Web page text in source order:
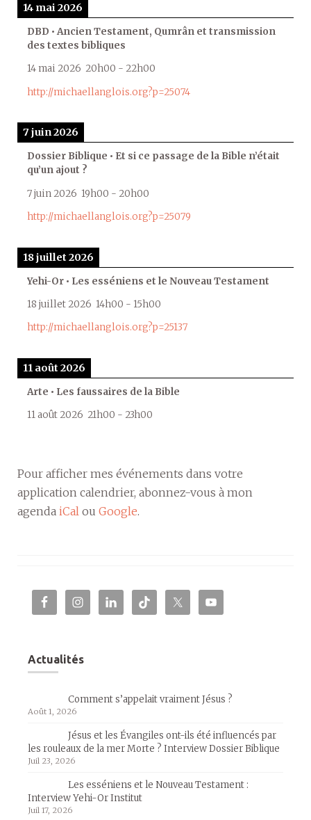
14 mai 2026
DBD • Ancien Testament, Qumrân et transmission
des textes bibliques
14 mai 2026 20h00 - 22h00
http://michaellanglois.org?p=25074
7 juin 2026
Dossier Biblique • Et si ce passage de la Bible n’était
qu’un ajout ?
7 juin 2026 19h00 - 20h00
http://michaellanglois.org?p=25079
18 juillet 2026
Yehi-Or • Les esséniens et le Nouveau Testament
18 juillet 2026 14h00 - 15h00
http://michaellanglois.org?p=25137
11 août 2026
Arte • Les faussaires de la Bible
11 août 2026 21h00 - 23h00
Pour afficher mes événements dans votre
application calendrier, abonnez-vous à mon
agenda iCal ou Google.
Actualités
Comment s’appelait vraiment Jésus ?
Août 1, 2026
Jésus et les Évangiles ont-ils été influencés par
les rouleaux de la mer Morte ? Interview Dossier Biblique
Juil 23, 2026
Les esséniens et le Nouveau Testament :
Interview Yehi-Or Institut
Juil 17, 2026